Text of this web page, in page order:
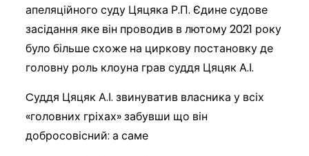
апеляційного суду Цяцяка Р.П. Єдине судове
засідання яке він проводив в лютому 2021 року
було більше схоже на циркову постановку де
головну роль клоуна грав суддя Цяцяк А.І.
Cуддя Цяцяк А.І. звинуватив власника у всіх
«головних гріхах» забувши що він
добросовісний: а саме